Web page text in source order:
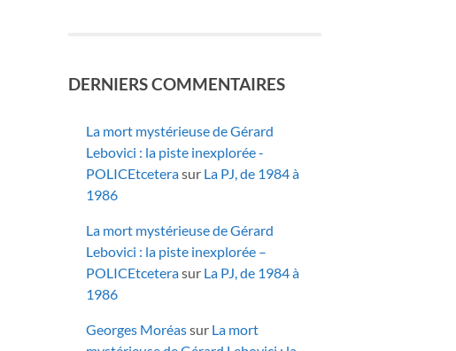
DERNIERS COMMENTAIRES
La mort mystérieuse de Gérard
Lebovici : la piste inexplorée -
POLICEtceterasur La PJ, de 1984 à
1986
La mort mystérieuse de Gérard
Lebovici : la piste inexplorée –
POLICEtceterasur La PJ, de 1984 à
1986
Georges Moréassur La mort